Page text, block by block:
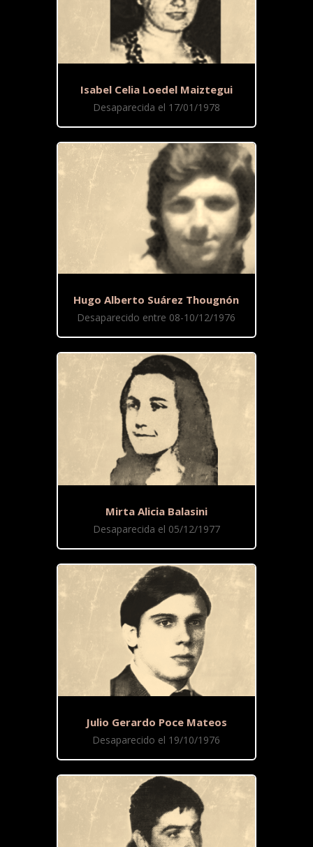
Isabel Celia Loedel Maiztegui
Desaparecida el 17/01/1978
Hugo Alberto Suárez Thougnón
Desaparecido entre 08-10/12/1976
Mirta Alicia Balasini
Desaparecida el 05/12/1977
Julio Gerardo Poce Mateos
Desaparecido el 19/10/1976